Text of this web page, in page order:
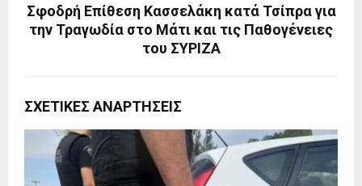
Σφοδρή Επίθεση Κασσελάκη κατά Τσίπρα για
την Τραγωδία στο Μάτι και τις Παθογένειες
του ΣΥΡΙΖΑ
ΣΧΕΤΙΚΈΣ ΑΝΑΡΤΉΣΕΙΣ